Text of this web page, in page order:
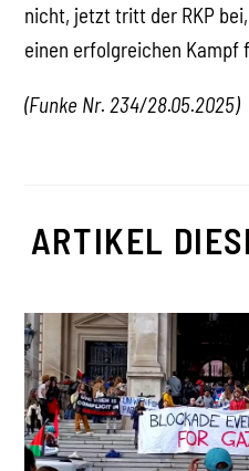
nicht, jetzt tritt der RKP
einen erfolgreichen Kampf
(Funke Nr. 234/28.05.2025)
ARTIKEL